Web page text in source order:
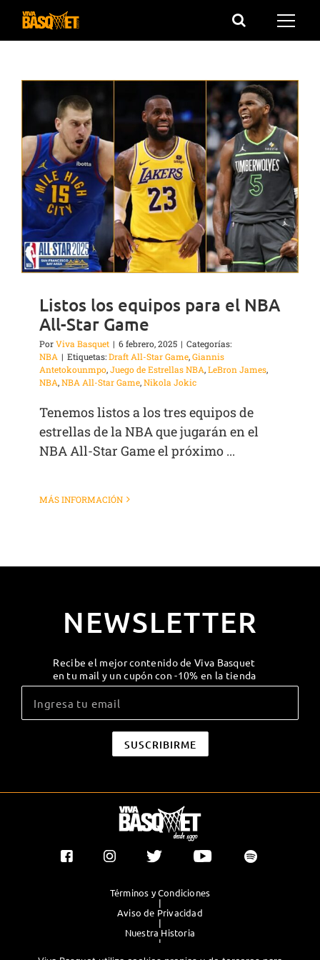
Saltar
Listos los equipos para el NBA
All-Star Game
PorViva Basquet | 6 febrero, 2025 | Categorías:
NBA | Etiquetas:Draft All-Star Game,Giannis
Antetokounmpo,Juego de Estrellas NBA,LeBron James,
NBA,NBA All-Star Game,Nikola Jokic
Tenemos listos a los tres equipos de
estrellas de la NBA que jugarán en el
NBA All-Star Game el próximo ...
MÁS INFORMACIÓN
NEWSLETTER
Recibe el mejor contenido de Viva Basquet
en tu mail y un cupón con -10% en la tienda
Términos y Condiciones
|
Aviso de Privacidad
|
Nuestra Historia
|